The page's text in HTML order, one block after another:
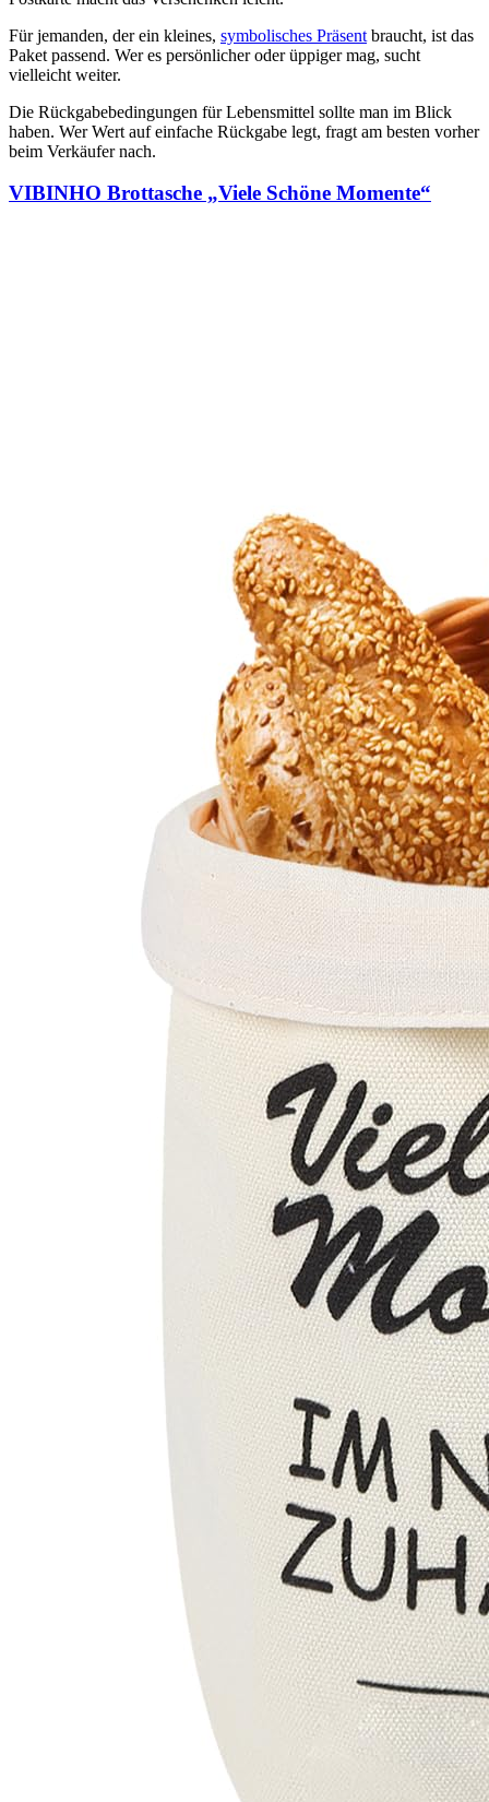
Für jemanden, der ein kleines, symbolisches Präsent braucht, ist das
Paket passend. Wer es persönlicher oder üppiger mag, sucht
vielleicht weiter.
Die Rückgabebedingungen für Lebensmittel sollte man im Blick
haben. Wer Wert auf einfache Rückgabe legt, fragt am besten vorher
beim Verkäufer nach.
VIBINHO Brottasche „Viele Schöne Momente“